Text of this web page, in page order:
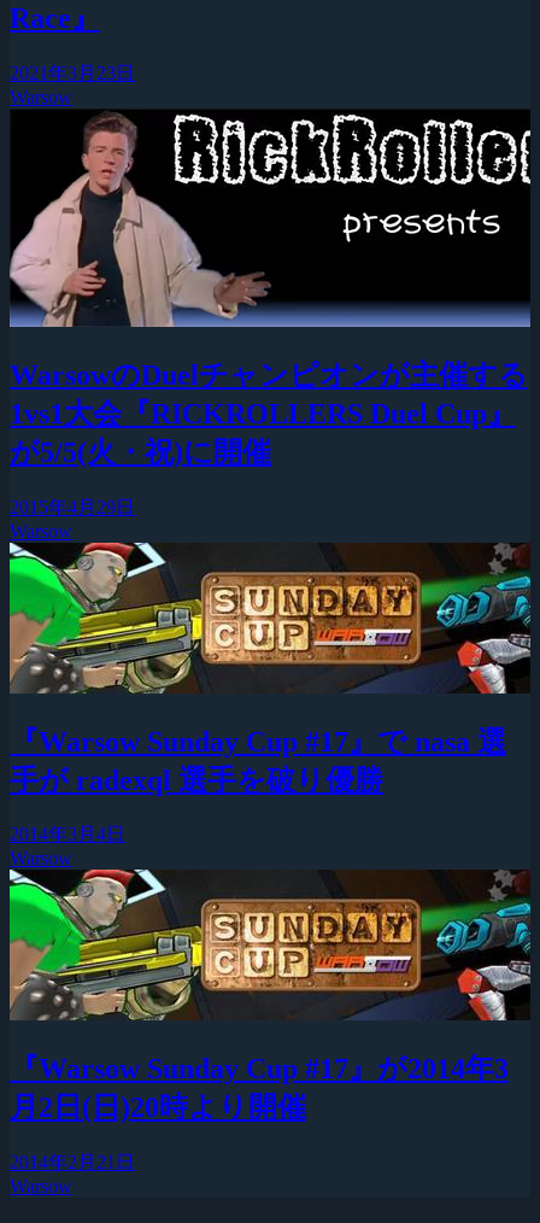
Race』
2021年3月23日
Warsow
WarsowのDuelチャンピオンが主催する
1vs1大会『RICKROLLERS Duel Cup』
が5/5(火・祝)に開催
2015年4月29日
Warsow
『Warsow Sunday Cup #17』で nasa 選
手が radexql 選手を破り優勝
2014年3月4日
Warsow
『Warsow Sunday Cup #17』が2014年3
月2日(日)20時より開催
2014年2月21日
Warsow